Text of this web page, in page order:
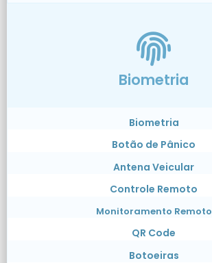
Biometria
Biometria
Botão de Pânico
Antena Veicular
Controle Remoto
Monitoramento Remoto
QR Code
Botoeiras